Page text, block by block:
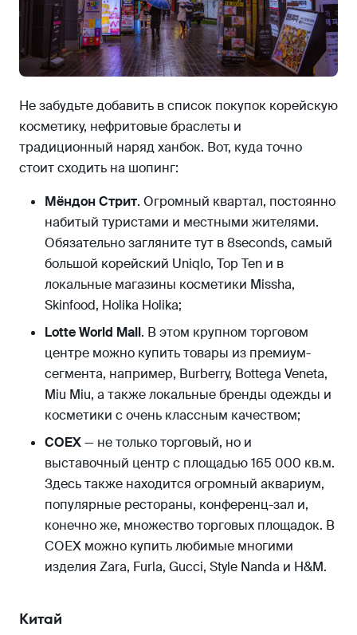
Не забудьте добавить в список покупок корейскую
косметику, нефритовые браслеты и
традиционный наряд ханбок. Вот, куда точно
стоит сходить на шопинг:
Мёндон Стрит. Огромный квартал, постоянно
набитый туристами и местными жителями.
Обязательно загляните тут в 8seconds, самый
большой корейский Uniqlo, Top Ten и в
локальные магазины косметики Missha,
Skinfood, Holika Holika;
Lotte World Mall. В этом крупном торговом
центре можно купить товары из премиум-
сегмента, например, Burberry, Bottega Veneta,
Miu Miu, а также локальные бренды одежды и
косметики с очень классным качеством;
COEX— не только торговый, но и
выставочный центр с площадью 165 000 кв.м.
Здесь также находится огромный аквариум,
популярные рестораны, конференц-зал и,
конечно же, множество торговых площадок. В
СОЕХ можно купить любимые многими
изделия Zara, Furla, Gucci, Style Nanda и H&M.
Китай